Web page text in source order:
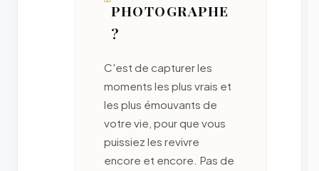
PHOTOGRAPHE
?
C'est de capturer les
moments les plus vrais et
les plus émouvants de
votre vie, pour que vous
puissiez les revivre
encore et encore. Pas de